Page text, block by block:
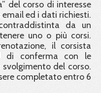
del corso di interesse
ed i dati richiesti.
da un
uno o più corsi.
il corsista
di conferma con le
del corso.
completato entro 6